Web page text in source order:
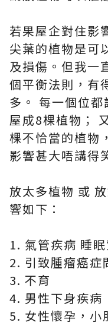
若果屋企對住影
尖葉的植物是可
及損傷。但我一
個平衡法則，有
多。 每一個位
屋成8棵植物；
棵不恰當的植物
影響甚大唔講得
放太多植物 或
響如下：
1. 氣管疾病 睡
2. 引致腫瘤癌症
3. 不育
4. 男性下身疾病
5. 女性懷孕，小